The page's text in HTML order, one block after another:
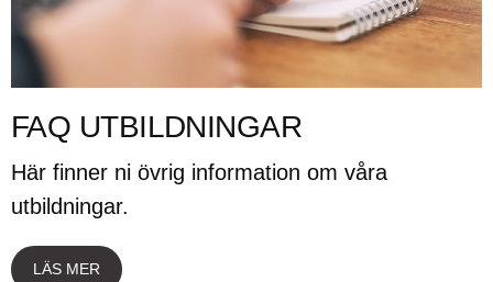
FAQ UTBILDNINGAR
Här finner ni övrig information om våra
utbildningar.
LÄS MER